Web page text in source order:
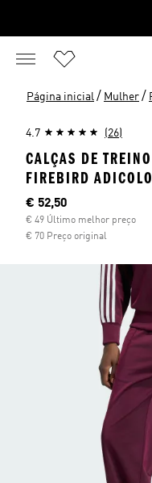
Página inicial / Mulher /
4.7 (26)
CALÇAS DE
FIREBIRD
Preço atual
€ 52,50
€ 49 Último melhor preço
€ 70 Preço original